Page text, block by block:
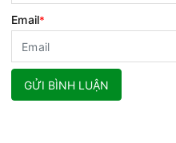
Email*
GỬI BÌNH LUẬN